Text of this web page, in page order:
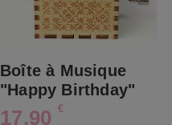
Boîte à Musique
"Happy Birthday"
17,90 €